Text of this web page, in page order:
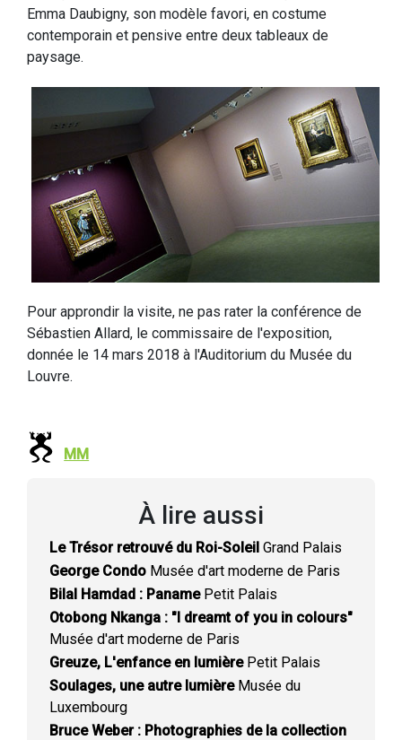
Emma Daubigny, son modèle favori, en costume
contemporain et pensive entre deux tableaux de
paysage.
Pour approndir la visite, ne pas rater la conférence de
Sébastien Allard, le commissaire de l'exposition,
donnée le 14 mars 2018 à l'Auditorium du Musée du
Louvre.
MM
À lire aussi
Le Trésor retrouvé du Roi-Soleil Grand Palais
George Condo Musée d'art moderne de Paris
Bilal Hamdad : PanamePetit Palais
Otobong Nkanga : "I dreamt of you in colours"
Musée d'art moderne de Paris
Greuze, L'enfance en lumièrePetit Palais
Soulages, une autre lumièreMusée du
Luxembourg
Bruce Weber : Photographies de la collection